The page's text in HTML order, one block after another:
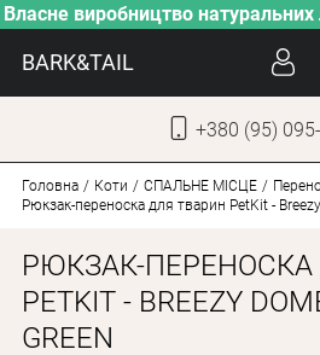
Власне виробництво
BARK&TAIL
+380 (95)
ДОГЛЯД
Головна Коти СПАЛЬНЕ МІСЦЕ
Рюкзак-переноска для тварин PetKit -
РЮКЗАК-
PETKIT - BREEZY
GREEN